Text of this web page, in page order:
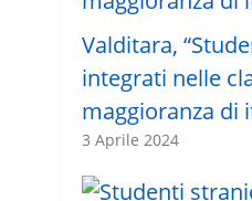
Valditara,
integrati nelle
maggioranza di
3 Aprile 2024